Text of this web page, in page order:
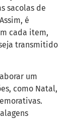
sacolas de
é
cada item,
transmitido
um
como Natal,